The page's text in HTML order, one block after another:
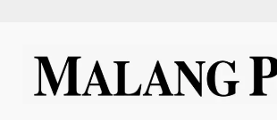
content